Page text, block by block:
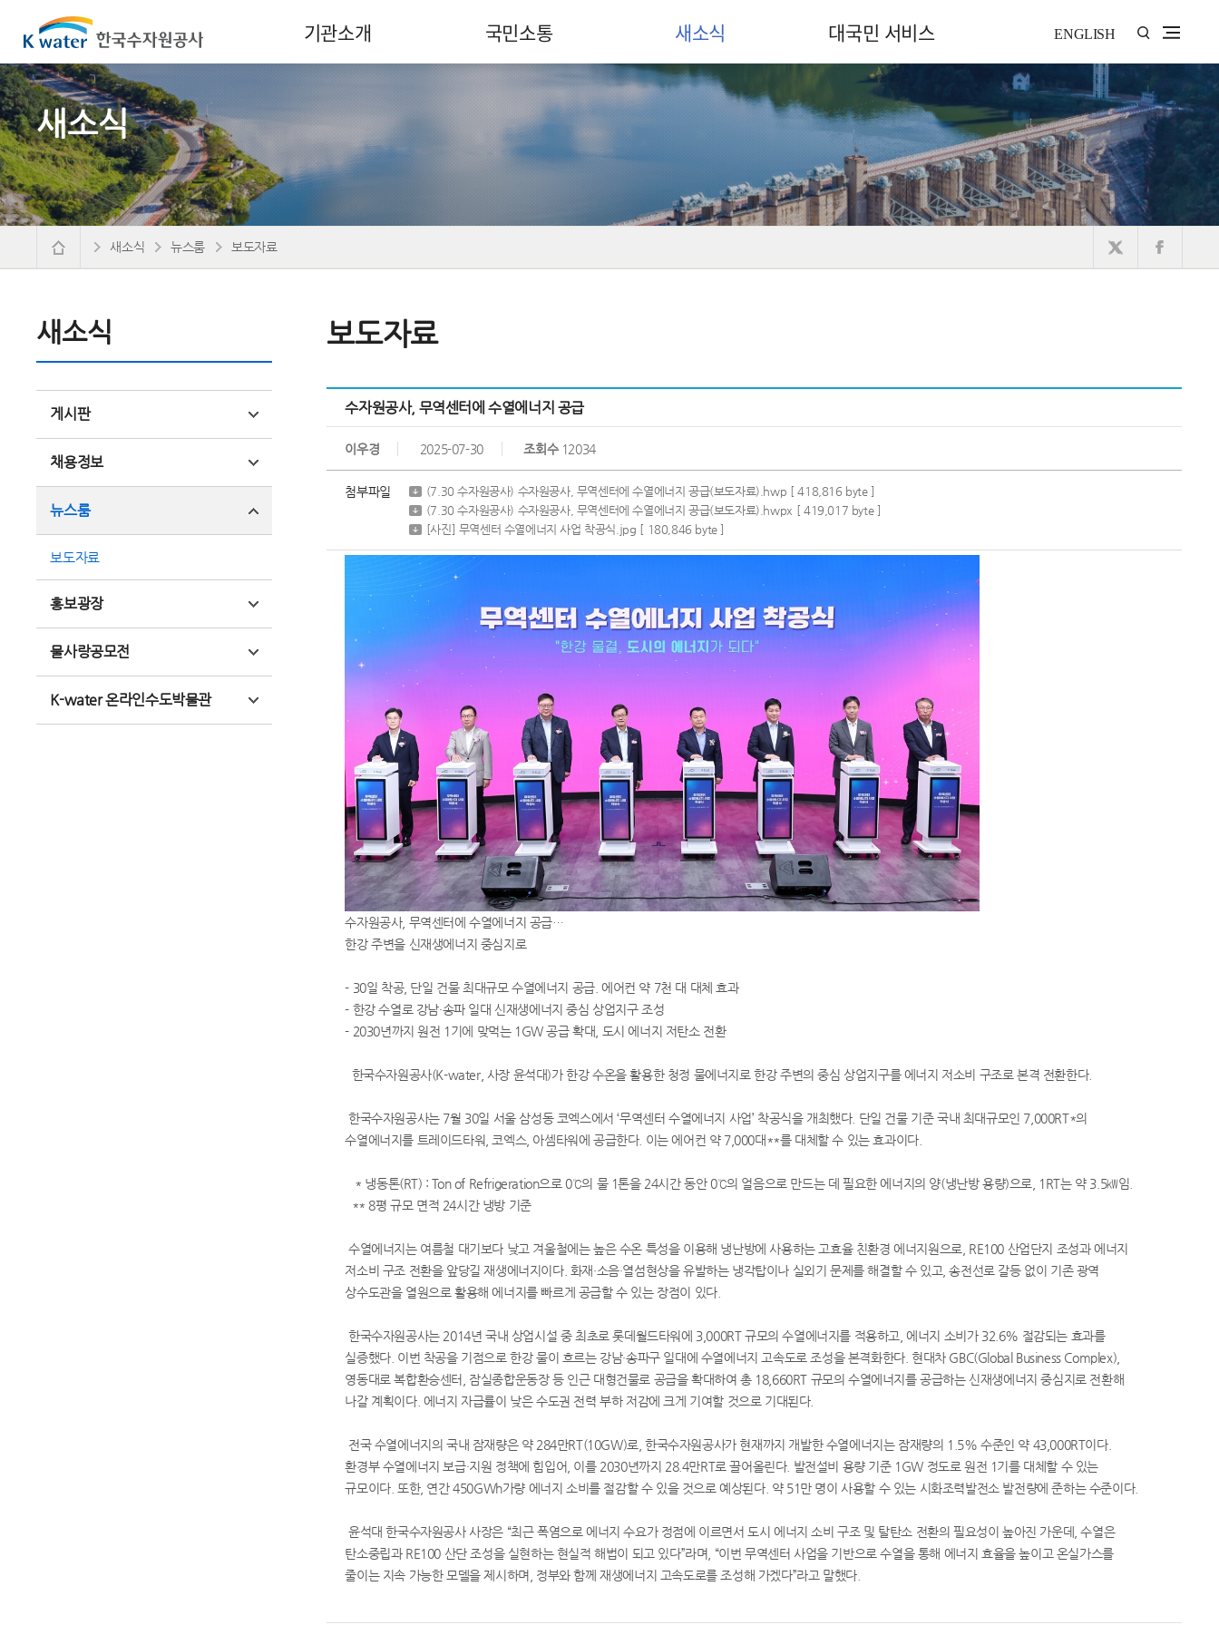
기관소개 국민소통 새소식 대국민 서비스 ENGLISH
새소식
새소식
게시판
채용정보
뉴스룸
보도자료
홍보광장
물사랑공모전
K-water 온라인수도박물관
새소식 뉴스룸 보도자료
보도자료
수자원공사, 무역센터에 수열에너지 공급
이우경 2025-07-30 조회수 12034
첨부파일 (7.30 수자원공사) 수자원공사, 무역센터에 수열에너지 공급(보도자료).hwp [ 418,816 byte ]
(7.30 수자원공사) 수자원공사, 무역센터에 수열에너지 공급(보도자료).hwpx [ 419,017 byte ]
[사진] 무역센터 수열에너지 사업 착공식.jpg [ 180,846 byte ]
수자원공사, 무역센터에 수열에너지 공급…
한강 주변을 신재생에너지 중심지로
- 30일 착공, 단일 건물 최대규모 수열에너지 공급. 에어컨 약 7천 대 대체 효과
- 한강 수열로 강남·송파 일대 신재생에너지 중심 상업지구 조성
- 2030년까지 원전 1기에 맞먹는 1GW 공급 확대, 도시 에너지 저탄소 전환
한국수자원공사(K-water, 사장 윤석대)가 한강 수온을 활용한 청정 물에너지로 한강 주변의 중심 상업지구를 에너지 저소비 구조로 본격 전환한다.
한국수자원공사는 7월 30일 서울 삼성동 코엑스에서 ‘무역센터 수열에너지 사업’ 착공식을 개최했다. 단일 건물 기준 국내 최대규모인 7,000RT*의
수열에너지를 트레이드타워, 코엑스, 아셈타워에 공급한다. 이는 에어컨 약 7,000대**를 대체할 수 있는 효과이다.
* 냉동톤(RT) : Ton of Refrigeration으로 0℃의 물 1톤을 24시간 동안 0℃의 얼음으로 만드는 데 필요한 에너지의 양(냉난방 용량)으로, 1RT는 약 3.5㎾임.
** 8평 규모 면적 24시간 냉방 기준
수열에너지는 여름철 대기보다 낮고 겨울철에는 높은 수온 특성을 이용해 냉난방에 사용하는 고효율 친환경 에너지원으로, RE100 산업단지 조성과 에너지
저소비 구조 전환을 앞당길 재생에너지이다. 화재·소음·열섬현상을 유발하는 냉각탑이나 실외기 문제를 해결할 수 있고, 송전선로 갈등 없이 기존 광역
상수도관을 열원으로 활용해 에너지를 빠르게 공급할 수 있는 장점이 있다.
한국수자원공사는 2014년 국내 상업시설 중 최초로 롯데월드타워에 3,000RT 규모의 수열에너지를 적용하고, 에너지 소비가 32.6% 절감되는 효과를
실증했다. 이번 착공을 기점으로 한강 물이 흐르는 강남·송파구 일대에 수열에너지 고속도로 조성을 본격화한다. 현대차 GBC(Global Business Complex),
영동대로 복합환승센터, 잠실종합운동장 등 인근 대형건물로 공급을 확대하여 총 18,660RT 규모의 수열에너지를 공급하는 신재생에너지 중심지로 전환해
나갈 계획이다. 에너지 자급률이 낮은 수도권 전력 부하 저감에 크게 기여할 것으로 기대된다.
전국 수열에너지의 국내 잠재량은 약 284만RT(10GW)로, 한국수자원공사가 현재까지 개발한 수열에너지는 잠재량의 1.5% 수준인 약 43,000RT이다.
환경부 수열에너지 보급·지원 정책에 힘입어, 이를 2030년까지 28.4만RT로 끌어올린다. 발전설비 용량 기준 1GW 정도로 원전 1기를 대체할 수 있는
규모이다. 또한, 연간 450GWh가량 에너지 소비를 절감할 수 있을 것으로 예상된다. 약 51만 명이 사용할 수 있는 시화조력발전소 발전량에 준하는 수준이다.
윤석대 한국수자원공사 사장은 “최근 폭염으로 에너지 수요가 정점에 이르면서 도시 에너지 소비 구조 및 탈탄소 전환의 필요성이 높아진 가운데, 수열은
탄소중립과 RE100 산단 조성을 실현하는 현실적 해법이 되고 있다”라며, “이번 무역센터 사업을 기반으로 수열을 통해 에너지 효율을 높이고 온실가스를
줄이는 지속 가능한 모델을 제시하며, 정부와 함께 재생에너지 고속도로를 조성해 가겠다”라고 말했다.